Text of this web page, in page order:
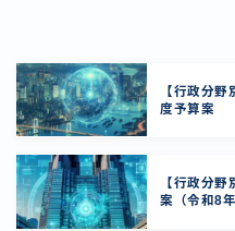
【行政分
度予算案
【行政分
案（令和8